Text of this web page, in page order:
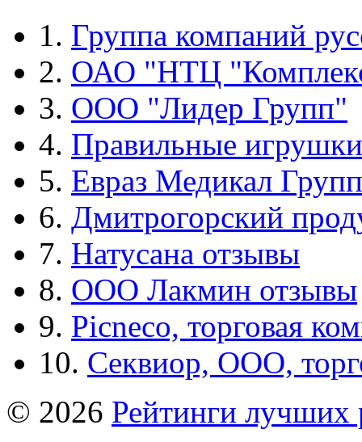
1. Группа компаний
2. ОАО "НТЦ
3. ООО "Лидер Групп"
4. Правильные игрушки
5. Евраз Медикал Групп
6. Дмитрогорский
7. Натусана отзывы
8. ООО Лакмин отзывы
9. Picneco, торговая
10. Секвиор, ООО,
© 2026 Рейтинги лучших